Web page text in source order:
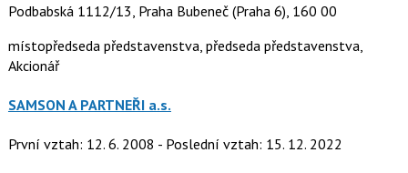
Podbabská 1112/13, Praha Bubeneč (Praha 6), 160 00
místopředseda představenstva, předseda představenstva,
Akcionář
SAMSON A PARTNEŘI a.s.
První vztah: 12. 6. 2008 - Poslední vztah: 15. 12. 2022